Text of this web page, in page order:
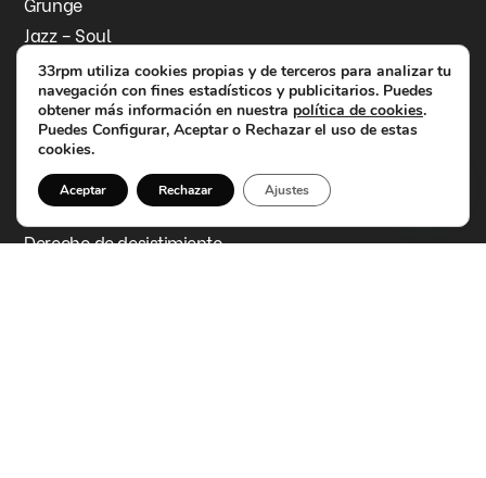
Jazz – Soul
Contacto
Información legal
Aviso legal
Política de privacidad
Política de cookies
Política de devoluciones y reembolsos
Derecho de desistimiento
33rpm utiliza cookies propias y de terceros para analizar tu
navegación con fines estadísticos y publicitarios. Puedes
obtener más información en nuestra política de cookies.
Puedes Configurar, Aceptar o Rechazar el uso de estas
cookies.
Aceptar Rechazar Ajustes